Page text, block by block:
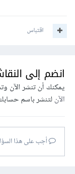
اقتباس
انضم إلى
يمكنك أن تنشر الآن
الآنلتنشر باسم
أجب على هذا